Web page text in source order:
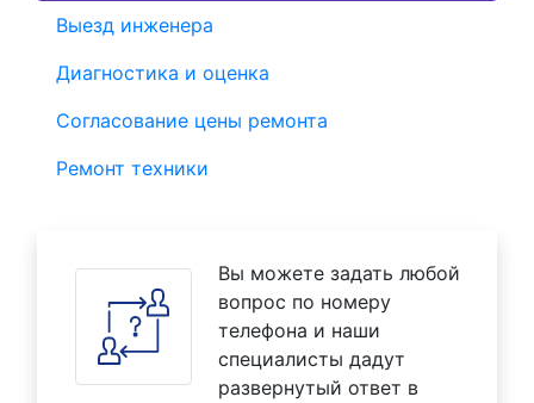
Выезд инженера
Диагностика и оценка
Согласование цены ремонта
Ремонт техники
Вы можете задать любой
вопрос по номеру
телефона и наши
специалисты дадут
развернутый ответ в